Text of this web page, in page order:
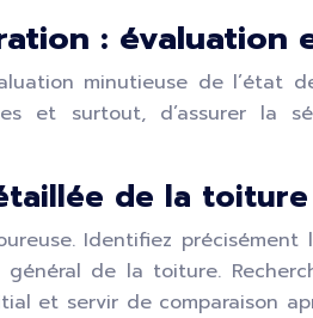
: évaluation
minutieuse de l’état
et surtout, d’assurer la
de la toiture
Identifiez
de la toiture.
et servir de comparaison